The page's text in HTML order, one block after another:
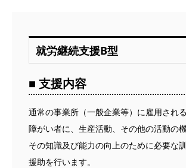
就労継続支援B型
■ 支援内容
通常の事業所（一般企業等）に雇用され
障がい者に、生産活動、その他の活動の機
その知識及び能力の向上のために必要な
援助を行います。